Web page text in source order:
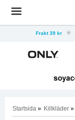
Frakt 39 kr
Startsida » Killkläder »